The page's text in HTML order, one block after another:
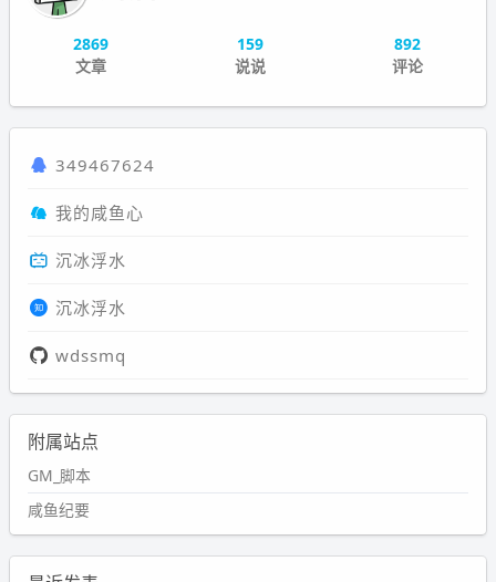
2869
文章
159
说说
892
评论
349467624
我的咸鱼心
沉冰浮水
沉冰浮水
wdssmq
附属站点
GM_脚本
咸鱼纪要